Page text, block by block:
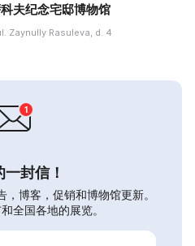
夫纪念宅邸博物馆
Zaynully Rasuleva, d. 4
封信！
博客，促销和博物馆更新。
全国各地的展览。